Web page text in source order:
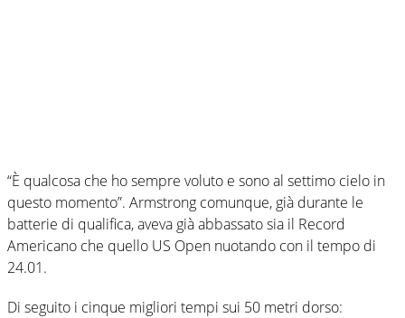
“È qualcosa che ho sempre voluto e sono al settimo cielo in
questo momento”. Armstrong comunque, già durante le
batterie di qualifica, aveva già abbassato sia il Record
Americano che quello US Open nuotando con il tempo di
24.01.
Di seguito i cinque migliori tempi sui 50 metri dorso: